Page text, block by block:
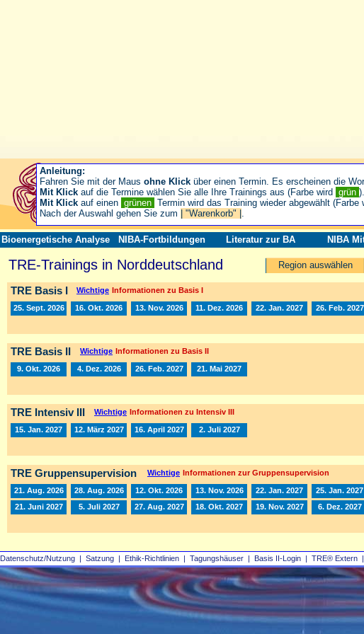
Datenschutz/Nutzung | Satzung | Ethik-Richtlinien | Tagungshäuser | Basis II‑Login | TRE® Extern |
Bioenergetische Analyse NIBA-Fortbildungen Literatur zur BA NIBA
TRE-Trainings in Norddeutschland Region auswählen
TRE Basis I Wichtige Informationen zu Basis I
25. Sept. 2026 16. Okt. 2026 13. Nov. 2026 11. Dez. 2026 22. Jan. 2027 26. Feb. 2027
TRE Basis II Wichtige Informationen zu Basis II
9. Okt. 2026 4. Dez. 2026 26. Feb. 2027 21. Mai 2027
TRE Intensiv III Wichtige Informationen zu Intensiv III
15. Jan. 2027 12. März 2027 16. April 2027 2. Juli 2027
TRE Gruppensupervision Wichtige Informationen zur Gruppensupervision
21. Aug. 2026 28. Aug. 2026 12. Okt. 2026 13. Nov. 2026 22. Jan. 2027 25. Jan. 2027
21. Juni 2027
5. Juli 2027 27. Aug. 2027 18. Okt. 2027 19. Nov. 2027 6. Dez. 2027
Anleitung:
Fahren Sie mit der Maus ohne Klick über einen Termin. Es erscheinen die
Mit Klick auf die Termine wählen Sie alle Ihre Trainings aus (Farbe wird grün ).
Mit Klick auf einen grünen Termin wird das Training wieder abgewählt (Farbe
Nach der Auswahl gehen Sie zum
| "Warenkorb" | .